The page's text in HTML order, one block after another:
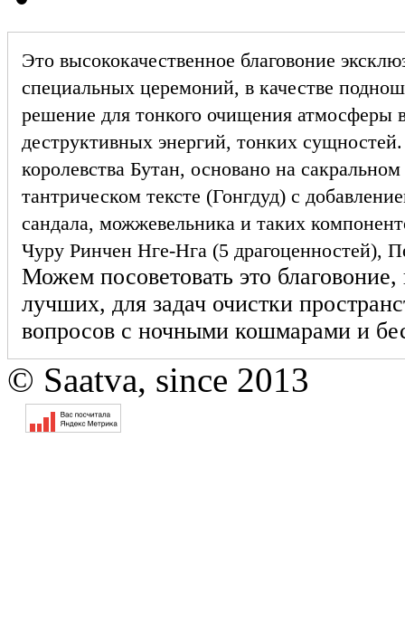
Это высококачественное благовоние
специальных церемоний, в качестве
решение для тонкого очищения атмосферы
деструктивных энергий, тонких
королевства Бутан, основано на
тантрическом тексте (Гонгдуд) с
сандала, можжевельника и таких
Чуру Ринчен Нге-Нга (5 драгоценностей),
Можем посоветовать это благовоние,
лучших, для задач очистки
вопросов с ночными кошмарами и
© Saatva, since 2013